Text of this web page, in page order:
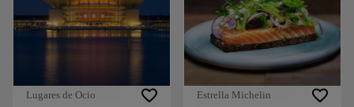
Lugares de Ocio Estrella Michelin